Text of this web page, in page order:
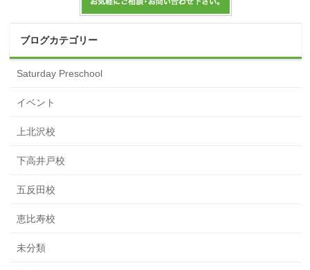
ブログカテゴリー
Saturday Preschool
イベント
上北沢校
下高井戸校
五反田校
恵比寿校
未分類